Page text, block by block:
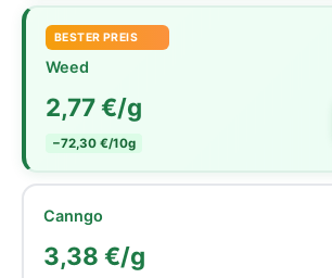
BESTER PREIS
Weed
2,77 €/g
−72,30 €/10g
Canngo
3,38 €/g